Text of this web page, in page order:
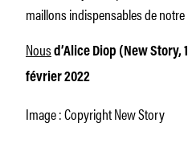
maillons indispensables de
Nousd’Alice Diop (New Story,
février 2022
Image : Copyright New Story